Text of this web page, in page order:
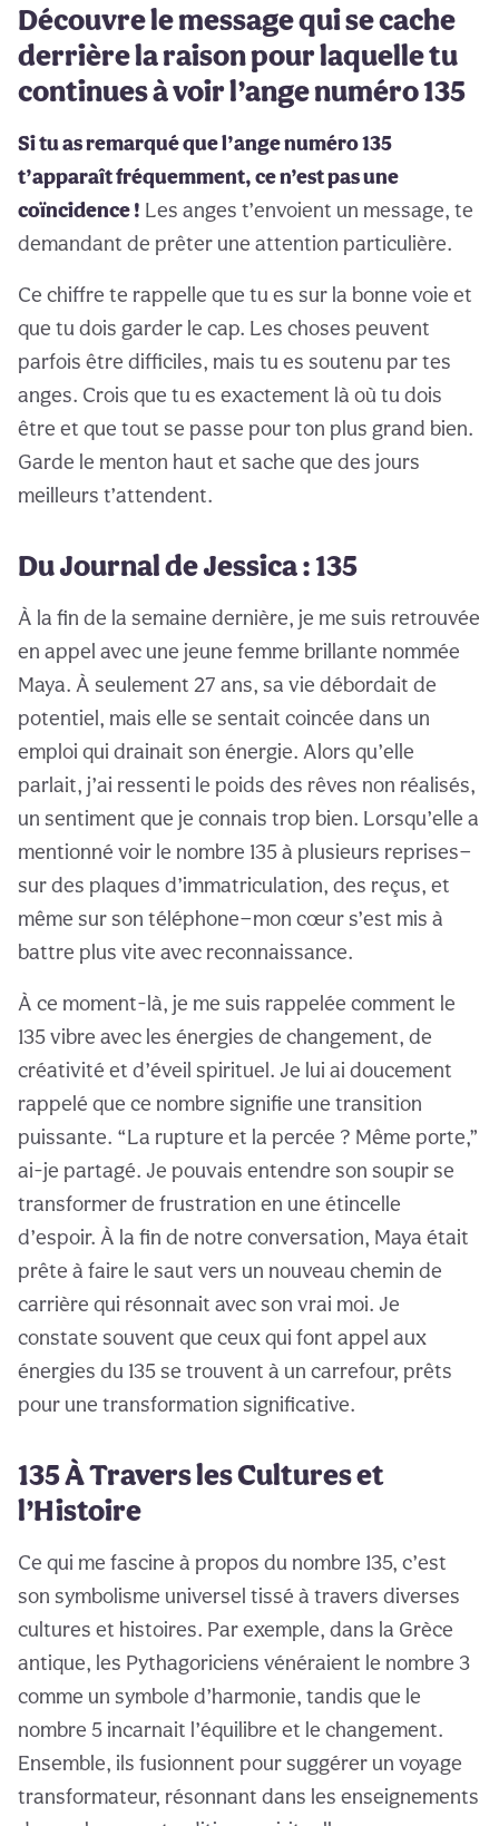
Découvre le message qui se cache
derrière la raison pour laquelle tu
continues à voir l’ange numéro 135
Si tu as remarqué que l’ange numéro 135
t’apparaît fréquemment, ce n’est pas une
coïncidence ! Les anges t’envoient un message, te
demandant de prêter une attention particulière.
Ce chiffre te rappelle que tu es sur la bonne voie et
que tu dois garder le cap. Les choses peuvent
parfois être difficiles, mais tu es soutenu par tes
anges. Crois que tu es exactement là où tu dois
être et que tout se passe pour ton plus grand bien.
Garde le menton haut et sache que des jours
meilleurs t’attendent.
Du Journal de Jessica : 135
À la fin de la semaine dernière, je me suis retrouvée
en appel avec une jeune femme brillante nommée
Maya. À seulement 27 ans, sa vie débordait de
potentiel, mais elle se sentait coincée dans un
emploi qui drainait son énergie. Alors qu’elle
parlait, j’ai ressenti le poids des rêves non réalisés,
un sentiment que je connais trop bien. Lorsqu’elle a
mentionné voir le nombre 135 à plusieurs reprises—
sur des plaques d’immatriculation, des reçus, et
même sur son téléphone—mon cœur s’est mis à
battre plus vite avec reconnaissance.
À ce moment-là, je me suis rappelée comment le
135 vibre avec les énergies de changement, de
créativité et d’éveil spirituel. Je lui ai doucement
rappelé que ce nombre signifie une transition
puissante. “La rupture et la percée ? Même porte,”
ai-je partagé. Je pouvais entendre son soupir se
transformer de frustration en une étincelle
d’espoir. À la fin de notre conversation, Maya était
prête à faire le saut vers un nouveau chemin de
carrière qui résonnait avec son vrai moi. Je
constate souvent que ceux qui font appel aux
énergies du 135 se trouvent à un carrefour, prêts
pour une transformation significative.
135 À Travers les Cultures et
l’Histoire
Ce qui me fascine à propos du nombre 135, c’est
son symbolisme universel tissé à travers diverses
cultures et histoires. Par exemple, dans la Grèce
antique, les Pythagoriciens vénéraient le nombre 3
comme un symbole d’harmonie, tandis que le
nombre 5 incarnait l’équilibre et le changement.
Ensemble, ils fusionnent pour suggérer un voyage
transformateur, résonnant dans les enseignements